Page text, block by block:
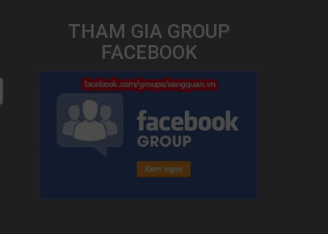
THAM GIA GROUP
FACEBOOK